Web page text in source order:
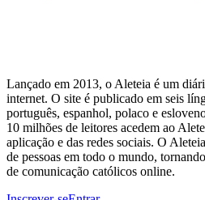
Lançado em 2013, o Aleteia é um
internet. O site é publicado em seis
português, espanhol, polaco e
10 milhões de leitores acedem ao
aplicação e das redes sociais. O
de pessoas em todo o mundo,
de comunicação católicos online.